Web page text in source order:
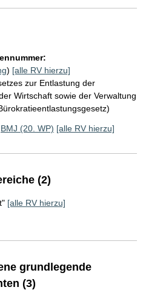
) [alle RV hierzu]
zur Entlastung der
Wirtschaft sowie der Verwaltung
BMJ (20. WP) [alle RV hierzu]
(2)
[alle RV hierzu]
grundlegende
(3)